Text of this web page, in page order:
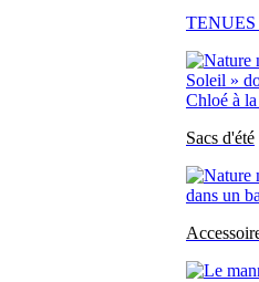
Sacs d'été